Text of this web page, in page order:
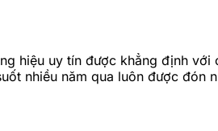
hiệu uy tín được khẳng định
nhiều năm qua luôn được đón